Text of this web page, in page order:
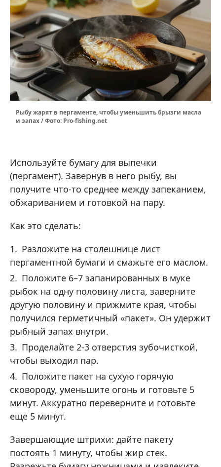
Рыбу жарят в пергаменте, чтобы уменьшить брызги масла
и запах / Фото: Pro-fishing.net
Используйте бумагу для выпечки
(пергамент). Завернув в него рыбу, вы
получите что-то среднее между запеканием,
обжариванием и готовкой на пару.
Как это сделать:
Разложите на столешнице лист
пергаментной бумаги и смажьте его маслом.
Положите 6–7 запанированных в муке
рыбок на одну половину листа, заверните
другую половину и прижмите края, чтобы
получился герметичный «пакет». Он удержит
рыбный запах внутри.
Проделайте 2-3 отверстия зубочисткой,
чтобы выходил пар.
Положите пакет на сухую горячую
сковороду, уменьшите огонь и готовьте 5
минут. Аккуратно переверните и готовьте
еще 5 минут.
Завершающие штрихи: дайте пакету
постоять 1 минуту, чтобы жир стек.